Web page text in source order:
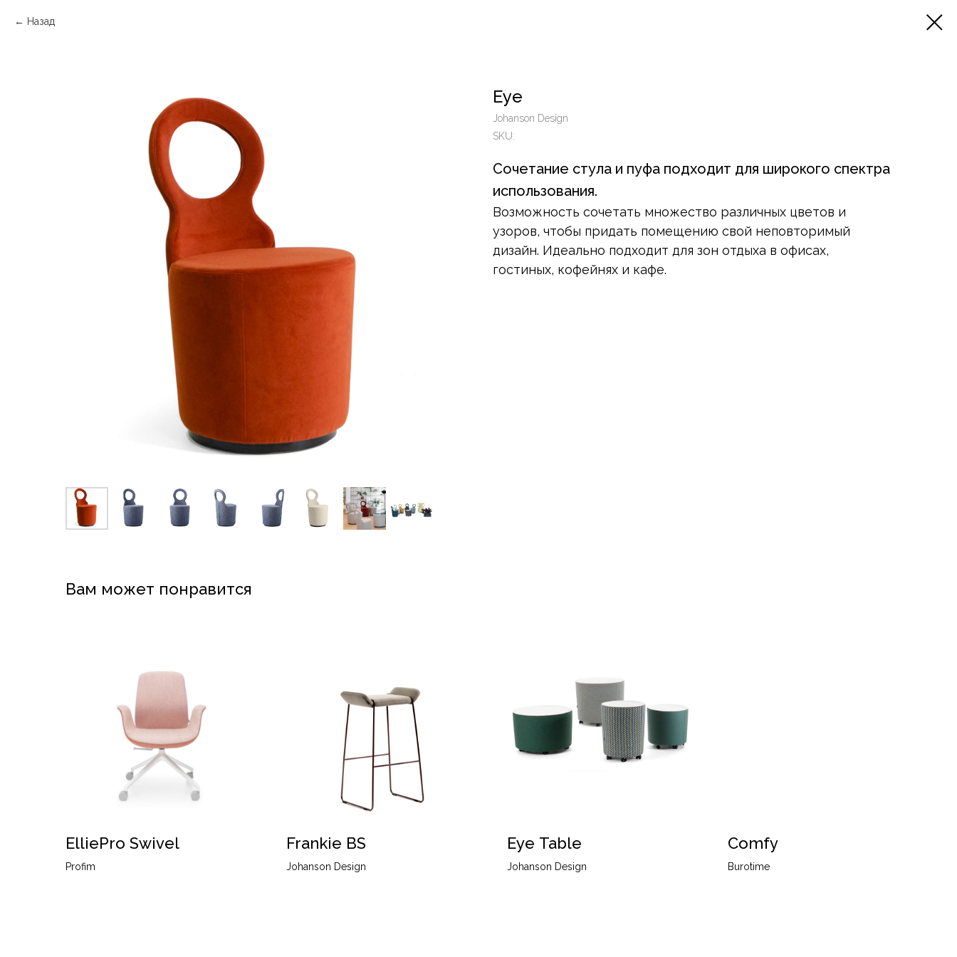
Назад
Eye
Johanson Design
SKU:
Сочетание стула и пуфа подходит для широкого спектра
использования.
Возможность сочетать множество различных цветов и
узоров, чтобы придать помещению свой неповторимый
дизайн. Идеально подходит для зон отдыха в офисах,
гостиных, кофейнях и кафе.
Вам может понравится
ElliePro Swivel
Profim
Frankie BS
Johanson Design
Eye Table
Johanson Design
Comfy
Burotime